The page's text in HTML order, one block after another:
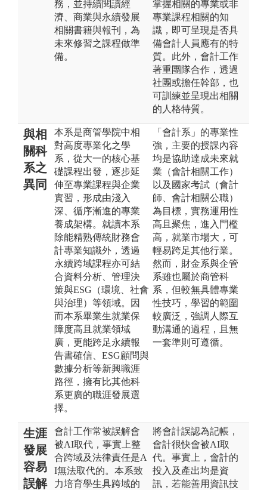
務，並持續閱讀經
濟、商業與永續發展
相關書籍與報刊，為
未來修習之課程做準
備。
掌握相關的專業或非
專業課程相關的知
識，即可呈現是否具
備會計人員應有的特
質。此外，會計工作
著重團隊合作，透過
社團或擔任幹部，也
可訓練並呈現出相關
的人格特質。
與相
關科
系之
異同
本系是商管學院中相
對高度專業化之學
系，從大一的核心基
礎課程出發，逐步延
伸至專業課程與企業
實習，形成由淺入
深、循序漸進的專業
養成架構。就讀本系
除能精熟傳統財務會
計專業知識外，透過
永續跨域課程亦可結
合資料分析、管理決
策與ESG（環境、社會
與治理）等領域。因
而本系畢業生就業保
障度高且就業領域
廣，更能跨足永續報
告書確信、ESG顧問與
數據分析等新興職涯
路徑，擁有比其他科
系更廣的職涯發展選
擇。
「會計系」的專業性
強，主要的授課內容
均是協助達成未來就
業（會計相關工作）
以及國家考試（會計
師、會計相關公職）
為目標，實務運用性
高且聚焦，進入門檻
高，就業市場大，可
輕易跨足其他行業。
然而，財金系與企管
系雖也屬於商管科
系，但較無具體專業
性技巧，學習的範圍
較廣泛，強調人際互
動溝通的過程，且無
一套準則可遵循。
生涯
發展
容易
誤解
會計工作常被誤解會
被AI取代，事實上整
合跨域及法律責任是A
I無法取代的。本系致
力培育學生具跨域的
將會計誤認為記帳，
會計很快會被AI取
代。事實上，會計的
投入及產出均是資
訊，若能善用資訊技